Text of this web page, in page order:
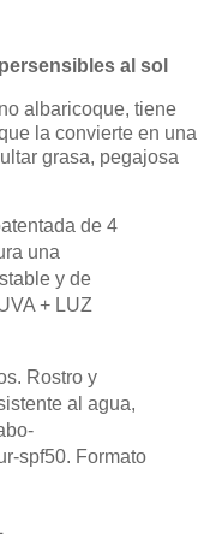
al sol
albaricoque, tiene
la convierte en una
grasa, pegajosa
de 4
una
y de
+ LUZ
Rostro y
al agua,
spf50. Formato